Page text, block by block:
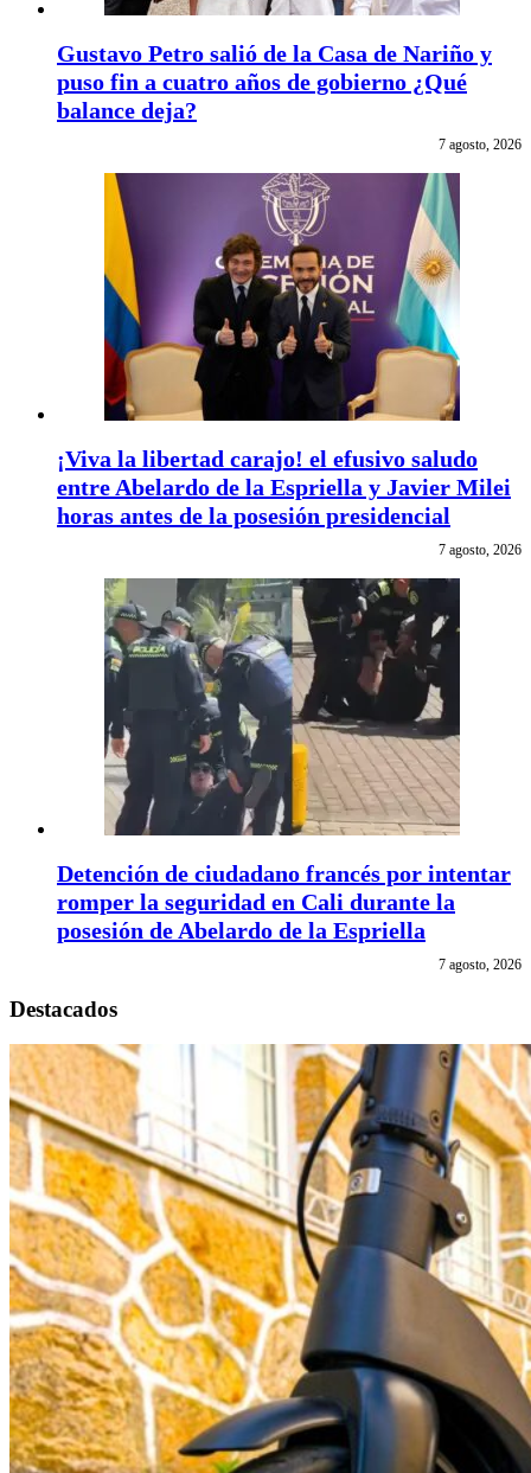
Gustavo Petro salió de la Casa de Nariño y
puso fin a cuatro años de gobierno ¿Qué
balance deja?
7 agosto, 2026
¡Viva la libertad carajo! el efusivo saludo
entre Abelardo de la Espriella y Javier Milei
horas antes de la posesión presidencial
7 agosto, 2026
Detención de ciudadano francés por intentar
romper la seguridad en Cali durante la
posesión de Abelardo de la Espriella
7 agosto, 2026
Destacados